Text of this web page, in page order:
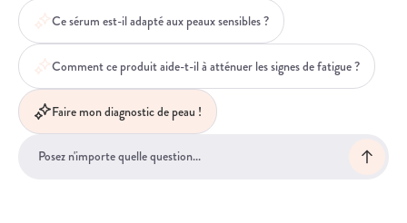
Ce sérum est-il adapté aux peaux sensibles ?
Comment ce produit aide-t-il à atténuer les signes de fatigue ?
Faire mon diagnostic de peau !